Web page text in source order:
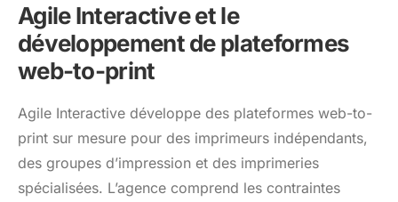
Agile Interactive et le
développement de plateformes
web-to-print
Agile Interactive développe des plateformes web-to-
print sur mesure pour des imprimeurs indépendants,
des groupes d’impression et des imprimeries
spécialisées. L’agence comprend les contraintes